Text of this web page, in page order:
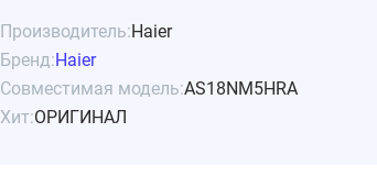
Производитель:Haier
Бренд:Haier
Совместимая модель:AS18NM5HRA
Хит:ОРИГИНАЛ